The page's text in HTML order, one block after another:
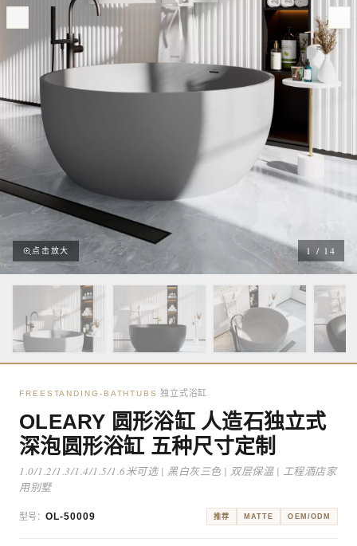
1 / 14
点击放大
FREESTANDING-BATHTUBS ·独立式浴缸
OLEARY 圆形浴缸 人造石独立式
深泡圆形浴缸 五种尺寸定制
1.0/1.2/1.3/1.4/1.5/1.6米可选 | 黑白灰三色 | 双层保温 | 工程酒店家
用别墅
型号： OL-50009 推荐 MATTE OEM/ODM